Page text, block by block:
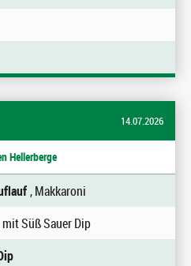
14.07.2026
Hellerberge
, Makkaroni
mit Süß Sauer Dip